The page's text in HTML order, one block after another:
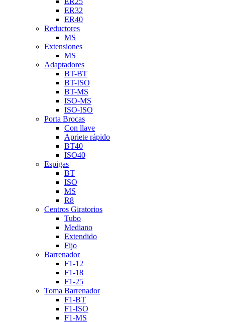
ER32
ER40
Reductores
MS
Extensiones
MS
Adaptadores
BT-BT
BT-ISO
BT-MS
ISO-MS
ISO-ISO
Porta Brocas
Con llave
Apriete rápido
BT40
ISO40
Espigas
BT
ISO
MS
R8
Centros Giratorios
Tubo
Mediano
Extendido
Fijo
Barrenador
F1-12
F1-18
F1-25
Toma Barrenador
F1-BT
F1-ISO
F1-MS